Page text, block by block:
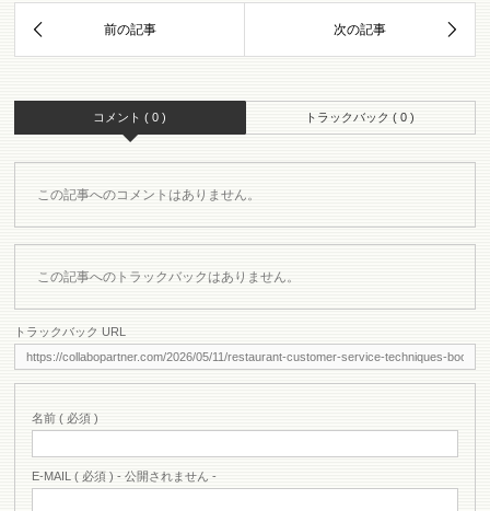
コメント ( 0 ) トラックバック ( 0 )
この記事へのコメントはありません。
この記事へのトラックバックはありません。
トラックバック URL
名前 ( 必須 )
E-MAIL ( 必須 ) - 公開されません -